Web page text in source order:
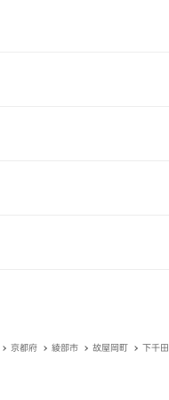
京都府 綾部市 故屋岡町 下千田